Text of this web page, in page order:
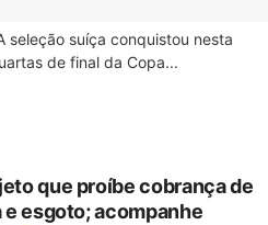
seleção suíça conquistou nesta
de final da Copa...
que proíbe cobrança de
esgoto; acompanhe